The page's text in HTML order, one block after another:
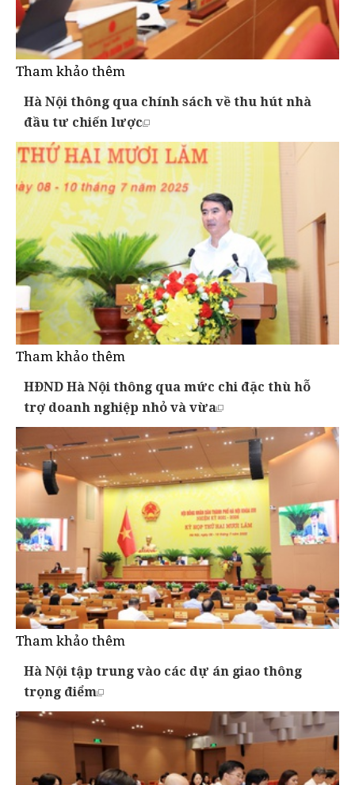
Tham khảo thêm
Hà Nội thông qua chính sách về thu hút nhà
đầu tư chiến lược
Tham khảo thêm
HĐND Hà Nội thông qua mức chi đặc thù hỗ
trợ doanh nghiệp nhỏ và vừa
Tham khảo thêm
Hà Nội tập trung vào các dự án giao thông
trọng điểm